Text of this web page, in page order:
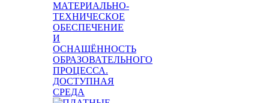
МАТЕРИАЛЬНО-
ТЕХНИЧЕСКОЕ
ОБЕСПЕЧЕНИЕ
И
ОСНАЩЁННОСТЬ
ОБРАЗОВАТЕЛЬНОГО
ПРОЦЕССА.
ДОСТУПНАЯ
СРЕДА